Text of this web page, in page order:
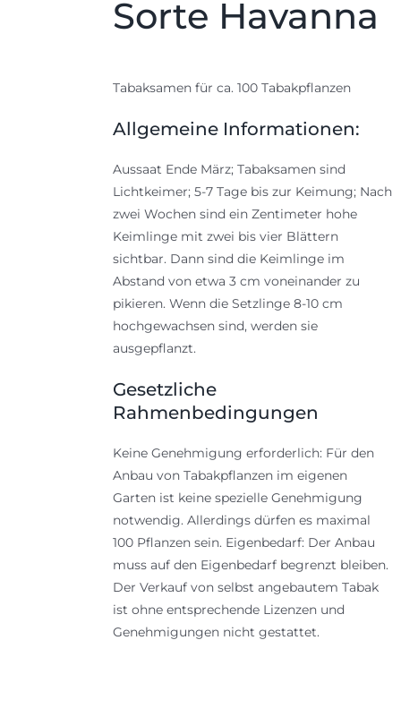
Sorte Havanna
Tabaksamen für ca. 100 Tabakpflanzen
Allgemeine Informationen:
Aussaat Ende März; Tabaksamen sind
Lichtkeimer; 5-7 Tage bis zur Keimung; Nach
zwei Wochen sind ein Zentimeter hohe
Keimlinge mit zwei bis vier Blättern
sichtbar. Dann sind die Keimlinge im
Abstand von etwa 3 cm voneinander zu
pikieren. Wenn die Setzlinge 8-10 cm
hochgewachsen sind, werden sie
ausgepflanzt.
Gesetzliche
Rahmenbedingungen
Keine Genehmigung erforderlich: Für den
Anbau von Tabakpflanzen im eigenen
Garten ist keine spezielle Genehmigung
notwendig. Allerdings dürfen es maximal
100 Pflanzen sein. Eigenbedarf: Der Anbau
muss auf den Eigenbedarf begrenzt bleiben.
Der Verkauf von selbst angebautem Tabak
ist ohne entsprechende Lizenzen und
Genehmigungen nicht gestattet.